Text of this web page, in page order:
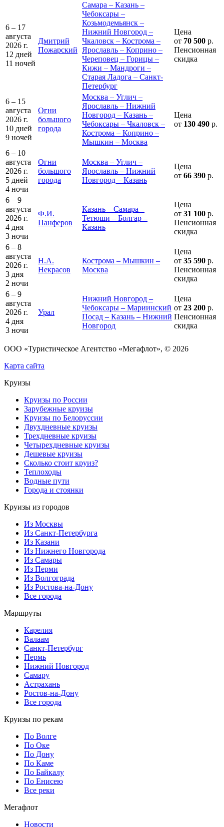
6 – 17
августа
2026 г.
12 дней
11 ночей
Дмитрий
Пожарский
Самара – Казань –
Чебоксары –
Козьмодемьянск –
Нижний Новгород –
Чкаловск – Кострома –
Ярославль – Коприно –
Череповец – Горицы –
Кижи – Мандроги –
Старая Ладога – Санкт-
Петербург
Цена
от 70 500 р.
Пенсионная
скидка
6 – 15
августа
2026 г.
10 дней
9 ночей
Огни
большого
города
Москва – Углич –
Ярославль – Нижний
Новгород – Казань –
Чебоксары – Чкаловск –
Кострома – Коприно –
Мышкин – Москва
Цена
от 130 490 р.
6 – 10
августа
2026 г.
5 дней
4 ночи
Огни
большого
города
Москва – Углич –
Ярославль – Нижний
Новгород – Казань
Цена
от 66 390 р.
6 – 9
августа
2026 г.
4 дня
3 ночи
Ф.И.
Панферов
Казань – Самара –
Тетюши – Болгар –
Казань
Цена
от 31 100 р.
Пенсионная
скидка
6 – 8
августа
2026 г.
3 дня
2 ночи
Н.А.
Некрасов
Кострома – Мышкин –
Москва
Цена
от 35 590 р.
Пенсионная
скидка
6 – 9
августа
2026 г.
4 дня
3 ночи
Урал
Нижний Новгород –
Чебоксары – Мариинский
Посад – Казань – Нижний
Новгород
Цена
от 23 200 р.
Пенсионная
скидка
ООО «Туристическое Агентство «Мегафлот», © 2026
Карта сайта
Круизы
Круизы по России
Зарубежные круизы
Круизы по Белоруссии
Двухдневные круизы
Трехдневные круизы
Четырехдневные круизы
Дешевые круизы
Сколько стоит круиз?
Теплоходы
Водные пути
Города и стоянки
Круизы из городов
Из Москвы
Из Санкт-Петербурга
Из Казани
Из Нижнего Новгорода
Из Самары
Из Перми
Из Волгограда
Из Ростова-на-Дону
Все города
Маршруты
Карелия
Валаам
Санкт-Петербург
Пермь
Нижний Новгород
Самару
Астрахань
Ростов-на-Дону
Все города
Круизы по рекам
По Волге
По Оке
По Дону
По Каме
По Байкалу
По Енисею
Все реки
Мегафлот
Новости